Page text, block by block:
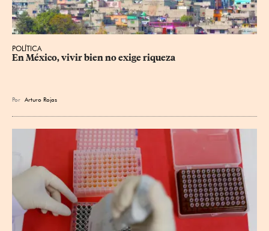
POLÍTICA
En México, vivir bien no exige riqueza
Por Arturo Rojas